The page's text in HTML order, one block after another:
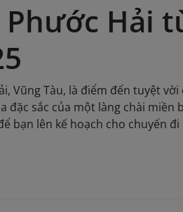
Hải
Vũng Tàu, là điểm đến tuyệt
sắc của một làng chài miền
bạn lên kế hoạch cho chuyến đi